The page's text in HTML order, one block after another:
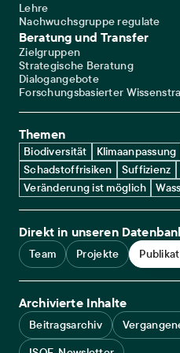
Lehre
Nachwuchsgruppe regulate
Beratung und Transfer
Zielgruppen
Strategische Beratung
Dialogangebote
Forschungsbasierter
Themen
Biodiversität Klimaanpassung
Schadstoffrisiken
Suffizienz
Veränderung ist möglich
Direkt in unseren
Team Projekte
Archivierte Inhalte
Beitragsarchiv